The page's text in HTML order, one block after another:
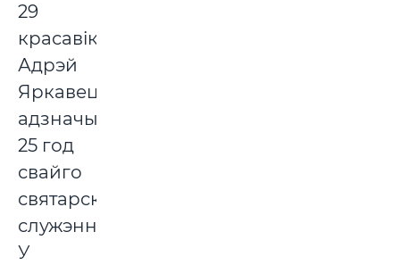
29
красавіка
Адрэй
Яркавец
адзначыў
25 год
свайго
святарскага
служэння.
У